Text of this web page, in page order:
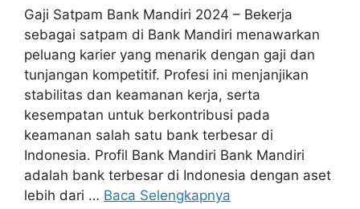
Gaji Satpam Bank Mandiri 2024 – Bekerja
sebagai satpam di Bank Mandiri menawarkan
peluang karier yang menarik dengan gaji dan
tunjangan kompetitif. Profesi ini menjanjikan
stabilitas dan keamanan kerja, serta
kesempatan untuk berkontribusi pada
keamanan salah satu bank terbesar di
Indonesia. Profil Bank Mandiri Bank Mandiri
adalah bank terbesar di Indonesia dengan aset
lebih dari … Baca Selengkapnya